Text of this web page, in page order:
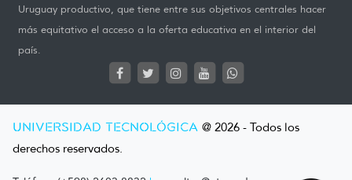
Uruguay productivo, que tiene entre sus objetivos centrales hacer
más equitativo el acceso a la oferta educativa en el interior del
país.
UNIVERSIDAD TECNOLÓGICA @ 2026 - Todos los
derechos reservados.